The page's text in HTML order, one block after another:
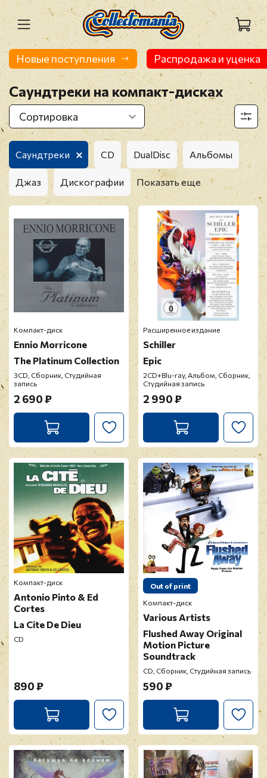
Новые поступления Распродажа и уценка
Саундтреки на компакт-дисках
Саундтреки CD DualDisc Альбомы
Джаз Дискографии Показать еще
Компакт-диск
Ennio Morricone
The Platinum Collection
3CD, Сборник, Студийная
запись
2 690 ₽
Расширенное издание
Schiller
Epic
2CD+Blu-ray, Альбом, Сборник,
Студийная запись
2 990 ₽
Компакт-диск
Antonio Pinto & Ed
Cortes
La Cite De Dieu
CD
890 ₽
Out of print
Компакт-диск
Various Artists
Flushed Away Original
Motion Picture
Soundtrack
CD, Сборник, Студийная запись
590 ₽